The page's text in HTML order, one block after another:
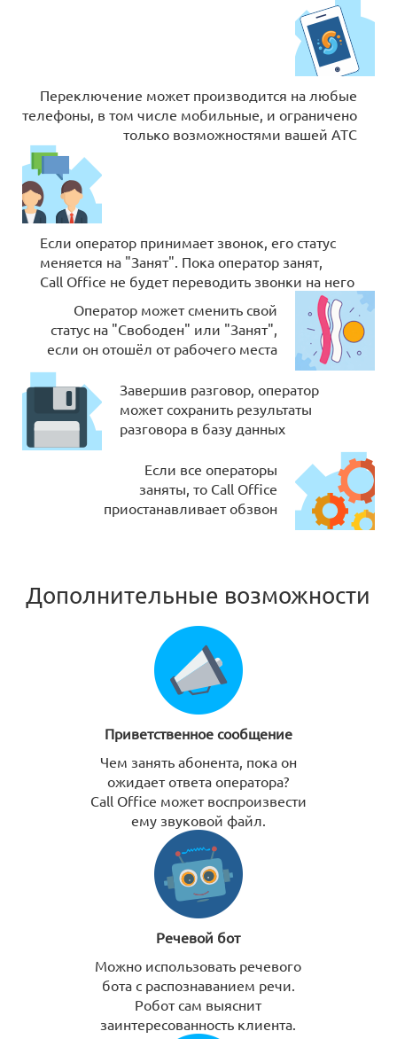
Переключение может производится на любые
телефоны, в том числе мобильные, и ограничено
только возможностями вашей АТС
Если оператор принимает звонок, его статус
меняется на "Занят". Пока оператор занят,
Call Officе не будет переводить звонки на него
Оператор может сменить свой
статус на "Свободен" или "Занят",
если он отошёл от рабочего места
Завершив разговор, оператор
может сохранить результаты
разговора в базу данных
Если все операторы
заняты, то Call Office
приостанавливает обзвон
Дополнительные возможности
Приветственное сообщение
Чем занять абонента, пока он
ожидает ответа оператора?
Call Office может воспроизвести
ему звуковой файл.
Речевой бот
Можно использовать речевого
бота с распознаванием речи.
Робот сам выяснит
заинтересованность клиента.